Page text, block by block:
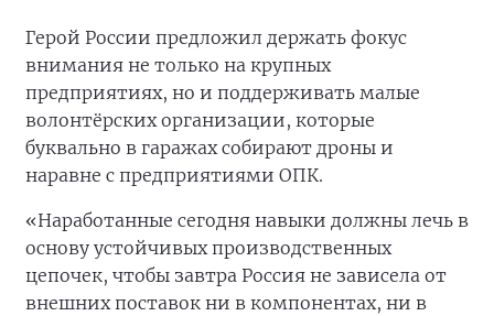
Герой России предложил держать фокус
внимания не только на крупных
предприятиях, но и поддерживать малые
волонтёрских организации, которые
буквально в гаражах собирают дроны и
наравне с предприятиями ОПК.
«Наработанные сегодня навыки должны лечь в
основу устойчивых производственных
цепочек, чтобы завтра Россия не зависела от
внешних поставок ни в компонентах, ни в